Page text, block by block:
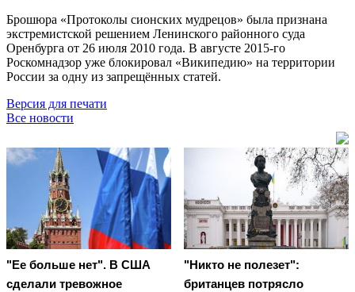
Брошюра «Протоколы сионских мудрецов» была признана
экстремистской решением Ленинского районного суда
Оренбурга от 26 июля 2010 года. В августе 2015-го
Роскомнадзор уже блокировал «Википедию» на территории
России за одну из запрещённых статей.
Версия для печати
Все новости
"Ее больше нет". В США
сделали тревожное
"Никто не полезет":
британцев потрясло